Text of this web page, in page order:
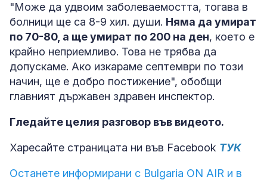
"Може да удвоим заболеваемостта, тогава в
болници ще са 8-9 хил. души. Няма да умират
по 70-80, а ще умират по 200 на ден, което е
крайно неприемливо. Това не трябва да
допускаме. Ако изкараме септември по този
начин, ще е добро постижение", обобщи
главният държавен здравен инспектор.
Гледайте целия разговор във видеото.
Харесайте страницата ни във Facebook ТУК
Останете информирани с Bulgaria ON AIR и в